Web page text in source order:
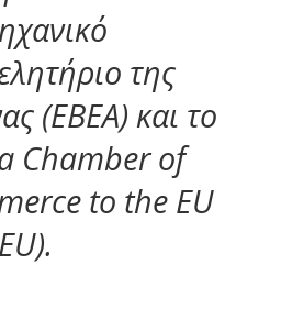
της
(ΕΒΕΑ) και το
Chamber of
to the EU